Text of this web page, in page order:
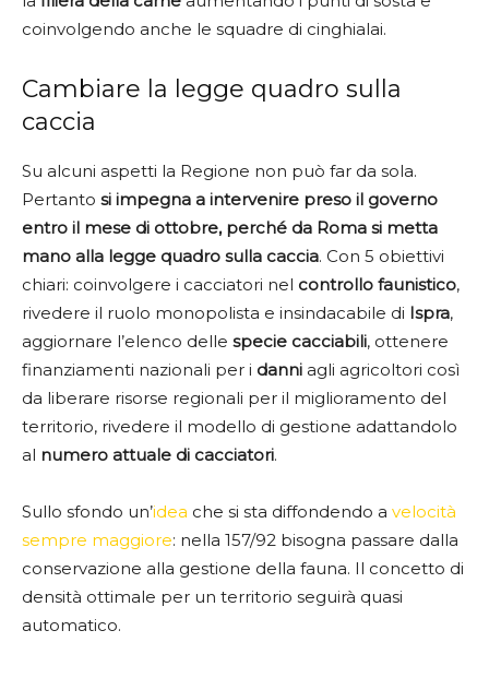
coinvolgendo anche le squadre di cinghialai.
Cambiare la legge quadro sulla
caccia
Su alcuni aspetti la Regione non può far da sola.
Pertanto si impegna a intervenire preso il governo
entro il mese di ottobre, perché da Roma si metta
mano alla legge quadro sulla caccia. Con 5 obiettivi
chiari: coinvolgere i cacciatori nel controllo faunistico,
rivedere il ruolo monopolista e insindacabile di Ispra,
aggiornare l’elenco delle specie cacciabili, ottenere
finanziamenti nazionali per i danni agli agricoltori così
da liberare risorse regionali per il miglioramento del
territorio, rivedere il modello di gestione adattandolo
al numero attuale di cacciatori.
Sullo sfondo un’idea che si sta diffondendo a velocità
sempre maggiore: nella 157/92 bisogna passare dalla
conservazione alla gestione della fauna. Il concetto di
densità ottimale per un territorio seguirà quasi
automatico.